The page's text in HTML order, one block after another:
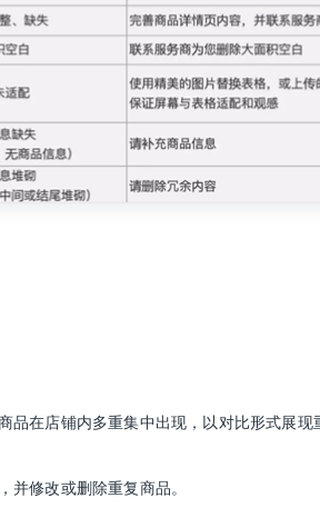
品在店铺内多重集中出现，以对比形式展现
并修改或删除重复商品。